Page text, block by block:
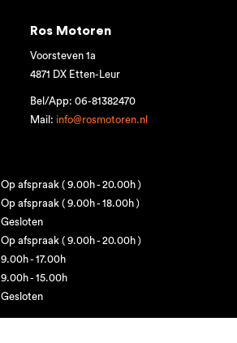
Ros Motoren
Voorsteven 1a
4871 DX Etten-Leur
Bel/App: 06-81382470
Mail:info@rosmotoren.nl
Op afspraak ( 9.00h - 20.00h )
Op afspraak ( 9.00h - 18.00h )
Gesloten
Op afspraak ( 9.00h - 20.00h )
9.00h - 17.00h
9.00h - 15.00h
Gesloten